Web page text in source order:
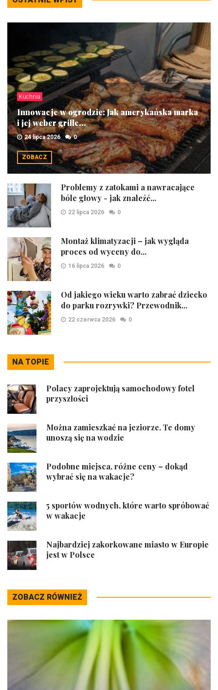
Kuchnia
Innowacje w ogrodzie: Jak amerykańska marka
i jej weber grille...
24 lipca 2026 0
ZOBACZ
Problemy z zatokami a nawracające
bóle głowy - jak znaleźć...
22 lipca 2026 0
Montaż klimatyzacji – jak wygląda
proces od wyceny do...
16 lipca 2026 0
Od jakiego wieku warto zabrać dziecko
do parku rozrywki? Przewodnik...
22 czerwca 2026 0
NA TOPIE
Polacy zaprojektują samochodowy fotel
przyszłości
Można zamieszkać na jeziorze. Te domy
unoszą się na wodzie
Podobne miejsca, różne ceny – dokąd
wybrać się na wakacje?
5 sportów wodnych, które warto spróbować
w wakacje
Najbardziej zakorkowane miasto w Europie
jest w Polsce
ZOBACZ RÓWNIEŻ